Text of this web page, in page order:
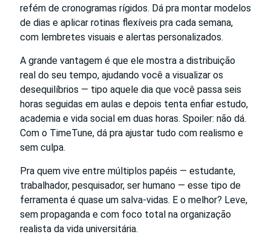
refém de cronogramas rígidos. Dá pra montar modelos
de dias e aplicar rotinas flexíveis pra cada semana,
com lembretes visuais e alertas personalizados.
A grande vantagem é que ele mostra a distribuição
real do seu tempo, ajudando você a visualizar os
desequilíbrios — tipo aquele dia que você passa seis
horas seguidas em aulas e depois tenta enfiar estudo,
academia e vida social em duas horas. Spoiler: não dá.
Com o TimeTune, dá pra ajustar tudo com realismo e
sem culpa.
Pra quem vive entre múltiplos papéis — estudante,
trabalhador, pesquisador, ser humano — esse tipo de
ferramenta é quase um salva-vidas. E o melhor? Leve,
sem propaganda e com foco total na organização
realista da vida universitária.